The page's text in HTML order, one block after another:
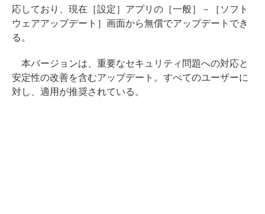
応しており、現在［設定］アプリの［一般］－［ソフト
ウェアアップデート］画面から無償でアップデートでき
る。
本バージョンは、重要なセキュリティ問題への対応と
安定性の改善を含むアップデート。すべてのユーザーに
対し、適用が推奨されている。